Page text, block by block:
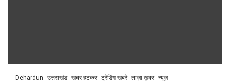
Dehardun उत्तराखंड खबर हटकर ट्रेंडिंग खबरें ताज़ा ख़बर न्यूज़